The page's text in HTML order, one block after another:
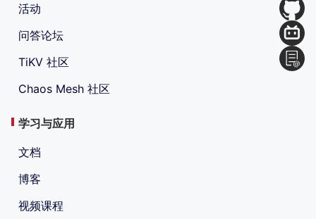
活动
问答论坛
TiKV 社区
Chaos Mesh 社区
学习与应用
文档
博客
视频课程